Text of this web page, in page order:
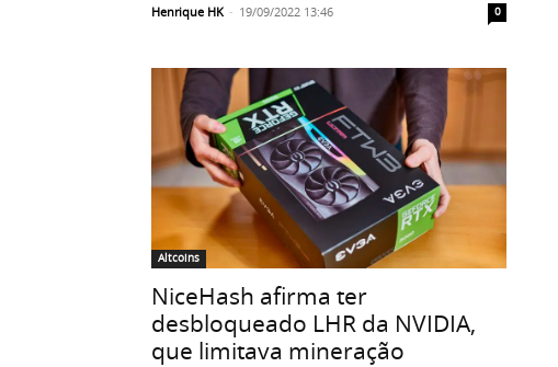
Henrique HK - 19/09/2022 13:46 0
Altcoins
NiceHash afirma ter
desbloqueado LHR da NVIDIA,
que limitava mineração